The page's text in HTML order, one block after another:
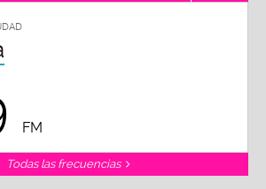
FM
Todas las frecuencias